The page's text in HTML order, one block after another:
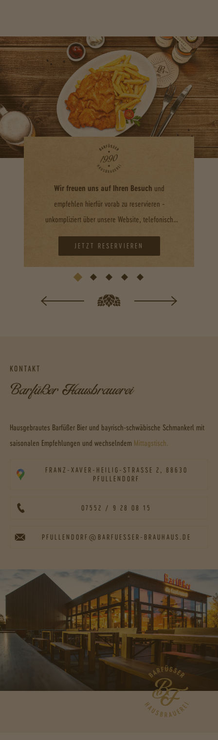
Wir freuen uns auf Ihren Besuch und
empfehlen hierfür vorab zu reservieren -
unkompliziert über unsere Website, telefonisch
oder direkt vor Ort.
JETZT RESERVIEREN
KONTAKT
Barfüßer Hausbrauerei
Hausgebrautes Barfüßer Bier und bayrisch-schwäbische Schmankerl mit
saisonalen Empfehlungen und wechselndem Mittagstisch.
FRANZ-XAVER-HEILIG-STRASSE 2, 88630 P
FULLENDORF
07552 / 9 28 08 15
PFULLENDORF@BARFUESSER-BRAUHAUS.DE